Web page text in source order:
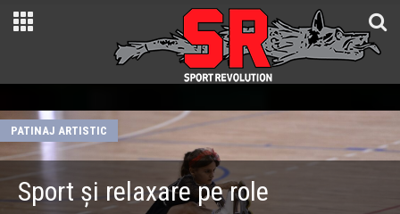
PATINAJ ARTISTIC
Sport și relaxare pe role